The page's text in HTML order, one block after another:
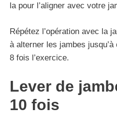
la pour l’aligner avec votre
Répétez l’opération avec la
à alterner les jambes
8 fois l’exercice.
Lever de
10 fois